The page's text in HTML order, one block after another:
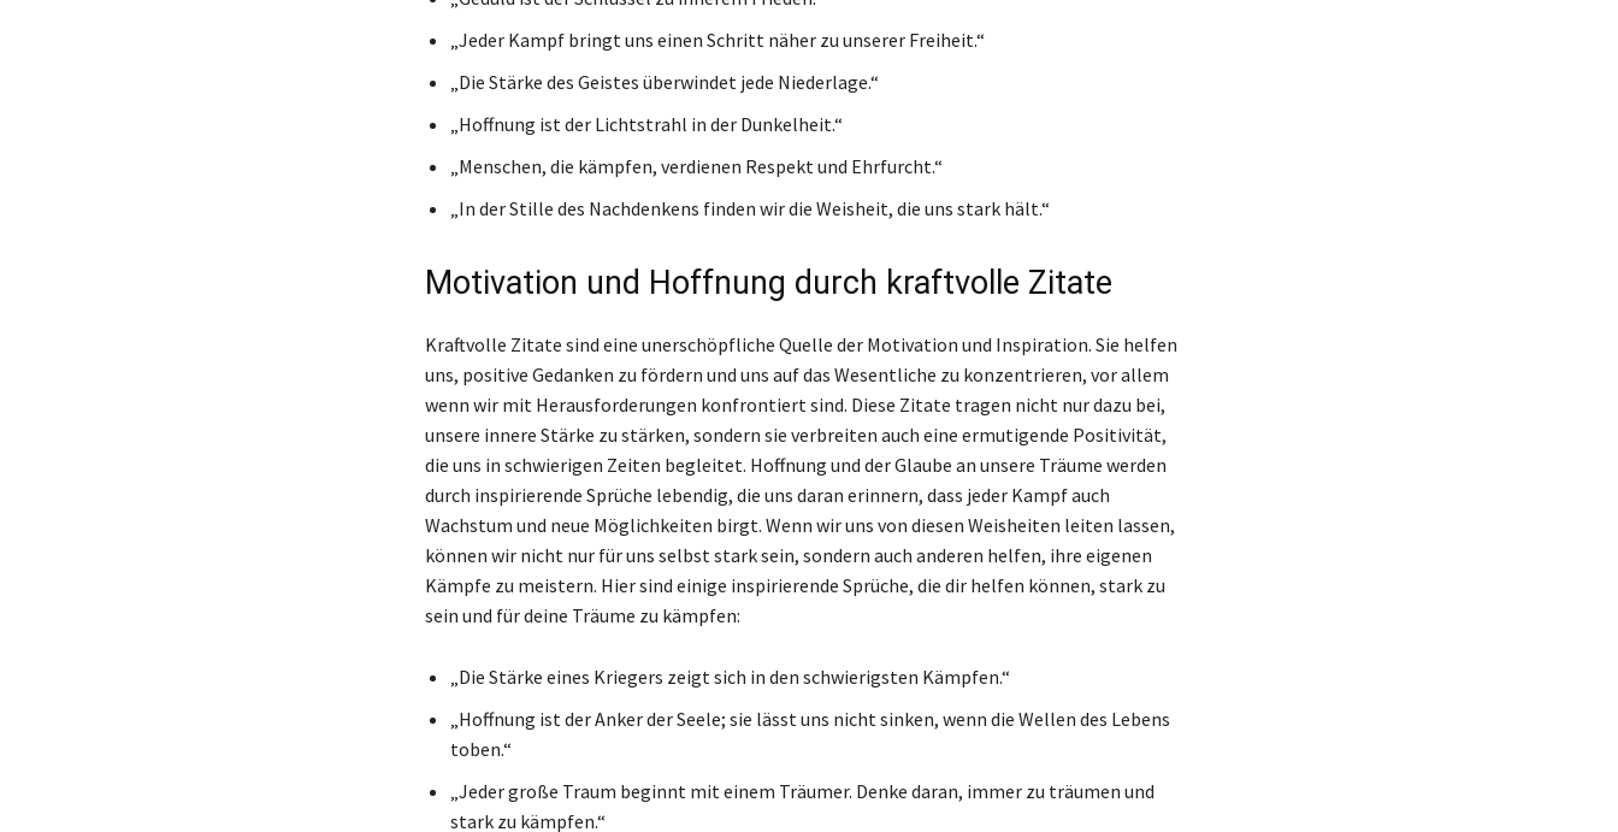
„Jeder Kampf bringt uns einen Schritt näher zu unserer Freiheit.“
„Die Stärke des Geistes überwindet jede Niederlage.“
„Hoffnung ist der Lichtstrahl in der Dunkelheit.“
„Menschen, die kämpfen, verdienen Respekt und Ehrfurcht.“
„In der Stille des Nachdenkens finden wir die Weisheit, die uns stark hält.“
Motivation und Hoffnung durch kraftvolle Zitate
Kraftvolle Zitate sind eine unerschöpfliche Quelle der Motivation und Inspiration. Sie helfen
uns, positive Gedanken zu fördern und uns auf das Wesentliche zu konzentrieren, vor allem
wenn wir mit Herausforderungen konfrontiert sind. Diese Zitate tragen nicht nur dazu bei,
unsere innere Stärke zu stärken, sondern sie verbreiten auch eine ermutigende Positivität,
die uns in schwierigen Zeiten begleitet. Hoffnung und der Glaube an unsere Träume werden
durch inspirierende Sprüche lebendig, die uns daran erinnern, dass jeder Kampf auch
Wachstum und neue Möglichkeiten birgt. Wenn wir uns von diesen Weisheiten leiten lassen,
können wir nicht nur für uns selbst stark sein, sondern auch anderen helfen, ihre eigenen
Kämpfe zu meistern. Hier sind einige inspirierende Sprüche, die dir helfen können, stark zu
sein und für deine Träume zu kämpfen:
„Die Stärke eines Kriegers zeigt sich in den schwierigsten Kämpfen.“
„Hoffnung ist der Anker der Seele; sie lässt uns nicht sinken, wenn die Wellen des Lebens
toben.“
„Jeder große Traum beginnt mit einem Träumer. Denke daran, immer zu träumen und
stark zu kämpfen.“